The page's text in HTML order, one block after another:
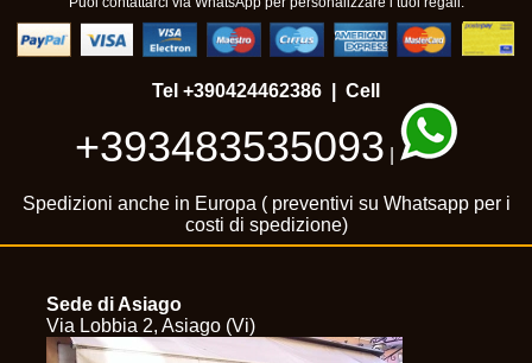
Tel +390424462386 | Cell
+393483535093
Spedizioni anche in Europa ( preventivi su Whatsapp per i
costi di spedizione)
Sede di Asiago
Via Lobbia 2, Asiago (Vi)